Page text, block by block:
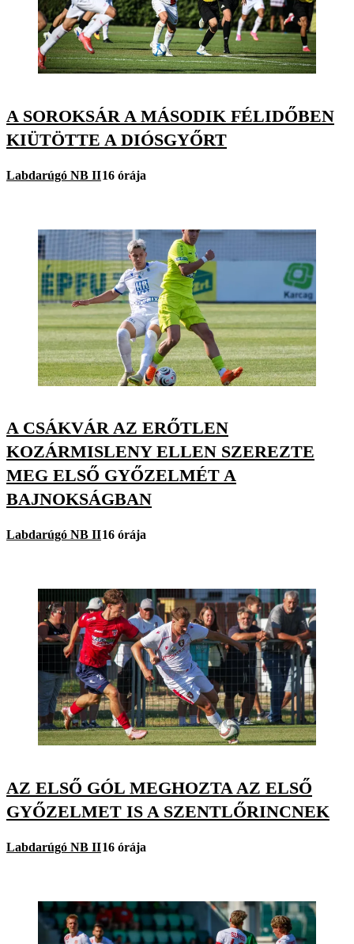
A SOROKSÁR A MÁSODIK FÉLIDŐBEN
KIÜTÖTTE A DIÓSGYŐRT
Labdarúgó NB II16 órája
A CSÁKVÁR AZ ERŐTLEN
KOZÁRMISLENY ELLEN SZEREZTE
MEG ELSŐ GYŐZELMÉT A
BAJNOKSÁGBAN
Labdarúgó NB II16 órája
AZ ELSŐ GÓL MEGHOZTA AZ ELSŐ
GYŐZELMET IS A SZENTLŐRINCNEK
Labdarúgó NB II16 órája